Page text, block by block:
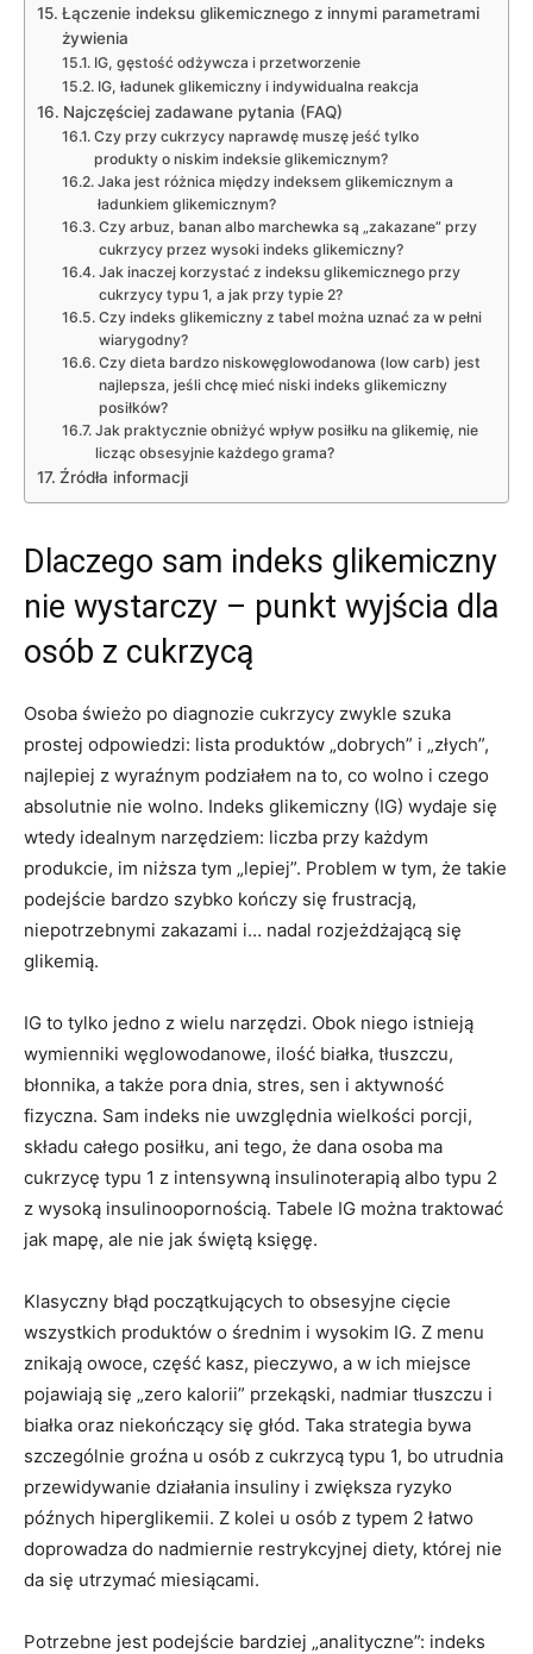
Łączenie indeksu glikemicznego z innymi parametrami
żywienia
IG, gęstość odżywcza i przetworzenie
IG, ładunek glikemiczny i indywidualna reakcja
Najczęściej zadawane pytania (FAQ)
Czy przy cukrzycy naprawdę muszę jeść tylko
produkty o niskim indeksie glikemicznym?
Jaka jest różnica między indeksem glikemicznym a
ładunkiem glikemicznym?
Czy arbuz, banan albo marchewka są „zakazane” przy
cukrzycy przez wysoki indeks glikemiczny?
Jak inaczej korzystać z indeksu glikemicznego przy
cukrzycy typu 1, a jak przy typie 2?
Czy indeks glikemiczny z tabel można uznać za w pełni
wiarygodny?
Czy dieta bardzo niskowęglowodanowa (low carb) jest
najlepsza, jeśli chcę mieć niski indeks glikemiczny
posiłków?
Jak praktycznie obniżyć wpływ posiłku na glikemię, nie
licząc obsesyjnie każdego grama?
Źródła informacji
Dlaczego sam indeks glikemiczny
nie wystarczy – punkt wyjścia dla
osób z cukrzycą
Osoba świeżo po diagnozie cukrzycy zwykle szuka
prostej odpowiedzi: lista produktów „dobrych” i „złych”,
najlepiej z wyraźnym podziałem na to, co wolno i czego
absolutnie nie wolno. Indeks glikemiczny (IG) wydaje się
wtedy idealnym narzędziem: liczba przy każdym
produkcie, im niższa tym „lepiej”. Problem w tym, że takie
podejście bardzo szybko kończy się frustracją,
niepotrzebnymi zakazami i… nadal rozjeżdżającą się
glikemią.
IG to tylko jedno z wielu narzędzi. Obok niego istnieją
wymienniki węglowodanowe, ilość białka, tłuszczu,
błonnika, a także pora dnia, stres, sen i aktywność
fizyczna. Sam indeks nie uwzględnia wielkości porcji,
składu całego posiłku, ani tego, że dana osoba ma
cukrzycę typu 1 z intensywną insulinoterapią albo typu 2
z wysoką insulinoopornością. Tabele IG można traktować
jak mapę, ale nie jak świętą księgę.
Klasyczny błąd początkujących to obsesyjne cięcie
wszystkich produktów o średnim i wysokim IG. Z menu
znikają owoce, część kasz, pieczywo, a w ich miejsce
pojawiają się „zero kalorii” przekąski, nadmiar tłuszczu i
białka oraz niekończący się głód. Taka strategia bywa
szczególnie groźna u osób z cukrzycą typu 1, bo utrudnia
przewidywanie działania insuliny i zwiększa ryzyko
późnych hiperglikemii. Z kolei u osób z typem 2 łatwo
doprowadza do nadmiernie restrykcyjnej diety, której nie
da się utrzymać miesiącami.
Potrzebne jest podejście bardziej „analityczne”: indeks